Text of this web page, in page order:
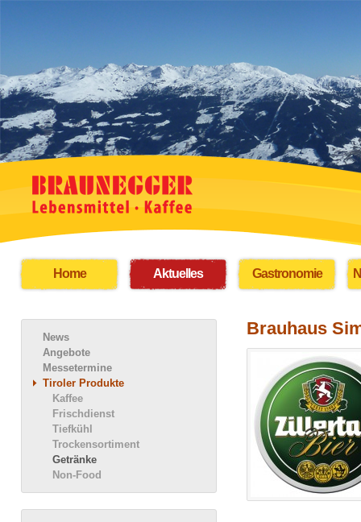
Home Aktuelles Gastronomie
News
Angebote
Messetermine
Tiroler Produkte
Kaffee
Frischdienst
Tiefkühl
Trockensortiment
Getränke
Non-Food
Brauhaus